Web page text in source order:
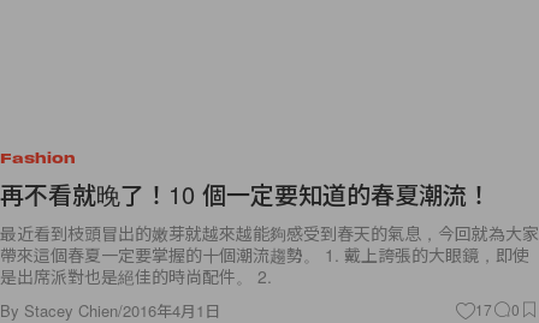
Fashion
再不看就晚了！10 個一定要知道的春夏潮流！
最近看到枝頭冒出的嫩芽就越來越能夠感受到春天的氣息，今回就為大家
帶來這個春夏一定要掌握的十個潮流趨勢。 1. 戴上誇張的大眼鏡，即使
是出席派對也是絕佳的時尚配件。 2.
By Stacey Chien/2016年4月1日 17 0